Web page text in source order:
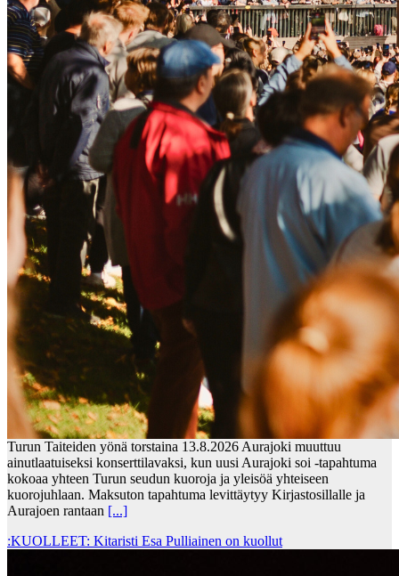
Turun Taiteiden yönä torstaina 13.8.2026 Aurajoki muuttuu
ainutlaatuiseksi konserttilavaksi, kun uusi Aurajoki soi -tapahtuma
kokoaa yhteen Turun seudun kuoroja ja yleisöä yhteiseen
kuorojuhlaan. Maksuton tapahtuma levittäytyy Kirjastosillalle ja
Aurajoen rantaan [...]
:KUOLLEET: Kitaristi Esa Pulliainen on kuollut